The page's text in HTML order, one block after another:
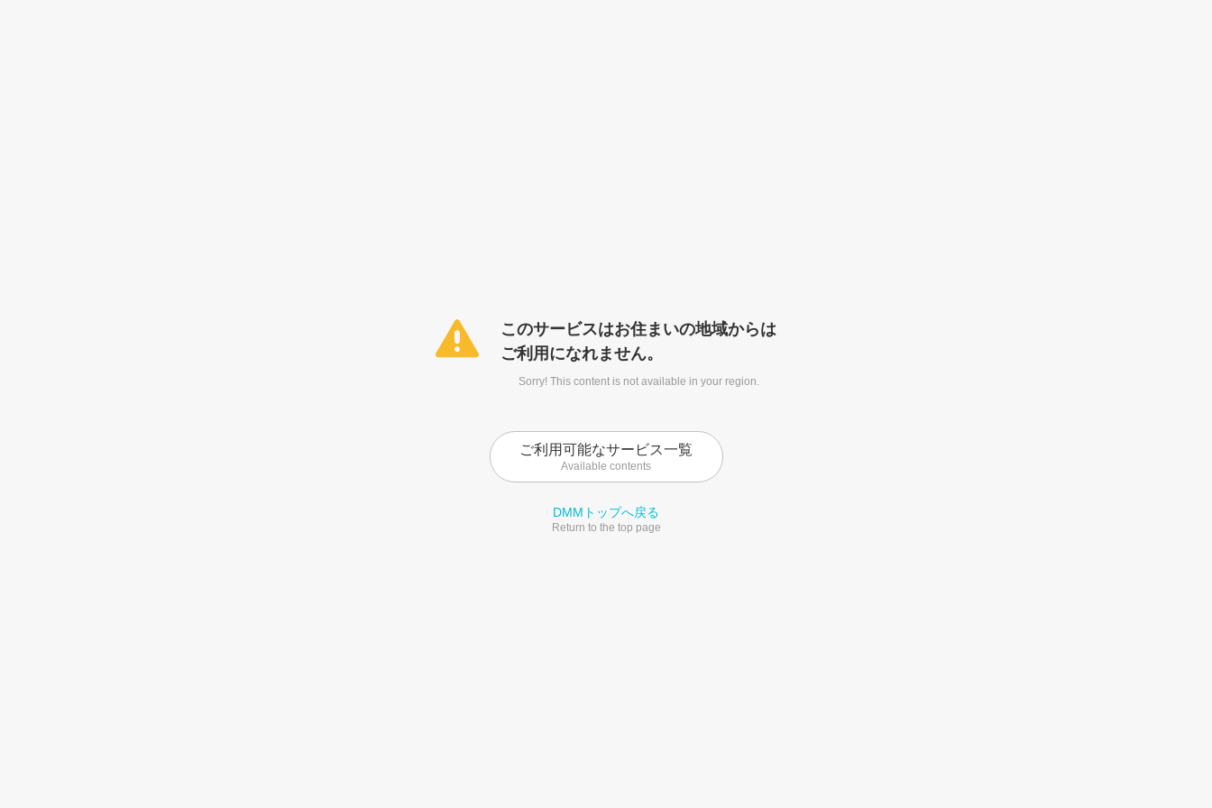
このサービスはお住まいの地域からは
ご利用になれません。
Sorry! This content is not available in your region.
ご利用可能なサービス一覧
Available contents
DMMトップへ戻る
Return to the top page